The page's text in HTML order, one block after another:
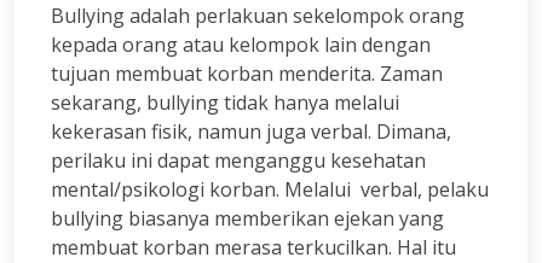
Bullying adalah perlakuan sekelompok orang
kepada orang atau kelompok lain dengan
tujuan membuat korban menderita. Zaman
sekarang, bullying tidak hanya melalui
kekerasan fisik, namun juga verbal. Dimana,
perilaku ini dapat menganggu kesehatan
mental/psikologi korban. Melalui verbal, pelaku
bullying biasanya memberikan ejekan yang
membuat korban merasa terkucilkan. Hal itu